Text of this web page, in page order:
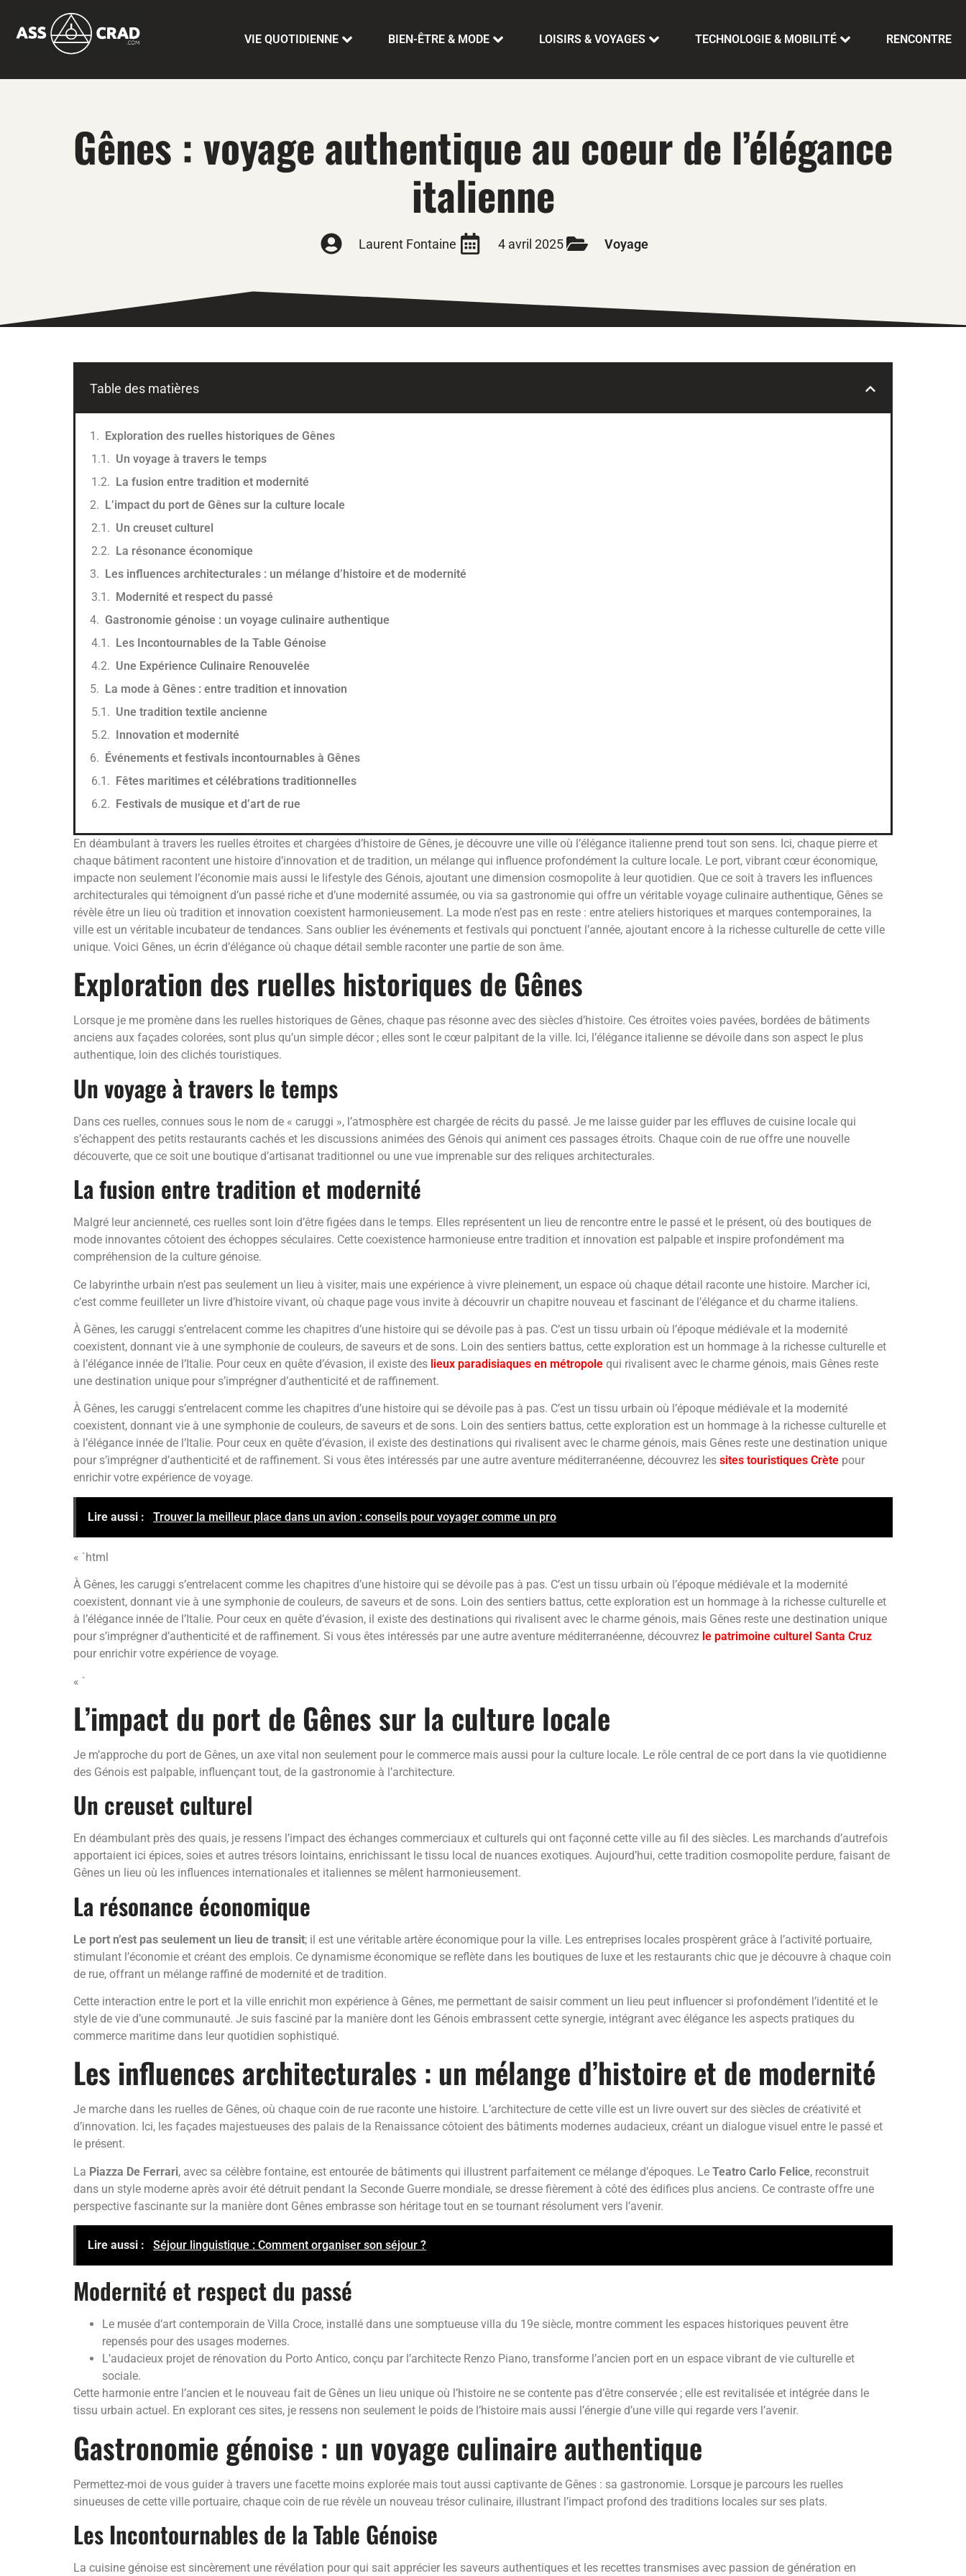
VIE QUOTIDIENNE BIEN-ÊTRE & MODE LOISIRS & VOYAGES TECHNOLOGIE & MOBILITÉ RENCONTRE
Gênes : voyage authentique au coeur de l’élégance
italienne
Laurent Fontaine 4 avril 2025 Voyage
Table des matières
Exploration des ruelles historiques de Gênes
Un voyage à travers le temps
La fusion entre tradition et modernité
L’impact du port de Gênes sur la culture locale
Un creuset culturel
La résonance économique
Les influences architecturales : un mélange d’histoire et de modernité
Modernité et respect du passé
Gastronomie génoise : un voyage culinaire authentique
Les Incontournables de la Table Génoise
Une Expérience Culinaire Renouvelée
La mode à Gênes : entre tradition et innovation
Une tradition textile ancienne
Innovation et modernité
Événements et festivals incontournables à Gênes
Fêtes maritimes et célébrations traditionnelles
Festivals de musique et d’art de rue
En déambulant à travers les ruelles étroites et chargées d’histoire de Gênes, je découvre une ville où l’élégance italienne prend tout son sens. Ici, chaque pierre et
chaque bâtiment racontent une histoire d’innovation et de tradition, un mélange qui influence profondément la culture locale. Le port, vibrant cœur économique,
impacte non seulement l’économie mais aussi le lifestyle des Génois, ajoutant une dimension cosmopolite à leur quotidien. Que ce soit à travers les influences
architecturales qui témoignent d’un passé riche et d’une modernité assumée, ou via sa gastronomie qui offre un véritable voyage culinaire authentique, Gênes se
révèle être un lieu où tradition et innovation coexistent harmonieusement. La mode n’est pas en reste : entre ateliers historiques et marques contemporaines, la
ville est un véritable incubateur de tendances. Sans oublier les événements et festivals qui ponctuent l’année, ajoutant encore à la richesse culturelle de cette ville
unique. Voici Gênes, un écrin d’élégance où chaque détail semble raconter une partie de son âme.
Exploration des ruelles historiques de Gênes
Lorsque je me promène dans les ruelles historiques de Gênes, chaque pas résonne avec des siècles d’histoire. Ces étroites voies pavées, bordées de bâtiments
anciens aux façades colorées, sont plus qu’un simple décor ; elles sont le cœur palpitant de la ville. Ici, l’élégance italienne se dévoile dans son aspect le plus
authentique, loin des clichés touristiques.
Un voyage à travers le temps
Dans ces ruelles, connues sous le nom de « caruggi », l’atmosphère est chargée de récits du passé. Je me laisse guider par les effluves de cuisine locale qui
s’échappent des petits restaurants cachés et les discussions animées des Génois qui animent ces passages étroits. Chaque coin de rue offre une nouvelle
découverte, que ce soit une boutique d’artisanat traditionnel ou une vue imprenable sur des reliques architecturales.
La fusion entre tradition et modernité
Malgré leur ancienneté, ces ruelles sont loin d’être figées dans le temps. Elles représentent un lieu de rencontre entre le passé et le présent, où des boutiques de
mode innovantes côtoient des échoppes séculaires. Cette coexistence harmonieuse entre tradition et innovation est palpable et inspire profondément ma
compréhension de la culture génoise.
Ce labyrinthe urbain n’est pas seulement un lieu à visiter, mais une expérience à vivre pleinement, un espace où chaque détail raconte une histoire. Marcher ici,
c’est comme feuilleter un livre d’histoire vivant, où chaque page vous invite à découvrir un chapitre nouveau et fascinant de l’élégance et du charme italiens.
À Gênes, les caruggi s’entrelacent comme les chapitres d’une histoire qui se dévoile pas à pas. C’est un tissu urbain où l’époque médiévale et la modernité
coexistent, donnant vie à une symphonie de couleurs, de saveurs et de sons. Loin des sentiers battus, cette exploration est un hommage à la richesse culturelle et
à l’élégance innée de l’Italie. Pour ceux en quête d’évasion, il existe des lieux paradisiaques en métropole qui rivalisent avec le charme génois, mais Gênes reste
une destination unique pour s’imprégner d’authenticité et de raffinement.
À Gênes, les caruggi s’entrelacent comme les chapitres d’une histoire qui se dévoile pas à pas. C’est un tissu urbain où l’époque médiévale et la modernité
coexistent, donnant vie à une symphonie de couleurs, de saveurs et de sons. Loin des sentiers battus, cette exploration est un hommage à la richesse culturelle et
à l’élégance innée de l’Italie. Pour ceux en quête d’évasion, il existe des destinations qui rivalisent avec le charme génois, mais Gênes reste une destination unique
pour s’imprégner d’authenticité et de raffinement. Si vous êtes intéressés par une autre aventure méditerranéenne, découvrez les sites touristiques Crète pour
enrichir votre expérience de voyage.
Lire aussi : Trouver la meilleur place dans un avion : conseils pour voyager comme un pro
« `html
À Gênes, les caruggi s’entrelacent comme les chapitres d’une histoire qui se dévoile pas à pas. C’est un tissu urbain où l’époque médiévale et la modernité
coexistent, donnant vie à une symphonie de couleurs, de saveurs et de sons. Loin des sentiers battus, cette exploration est un hommage à la richesse culturelle et
à l’élégance innée de l’Italie. Pour ceux en quête d’évasion, il existe des destinations qui rivalisent avec le charme génois, mais Gênes reste une destination unique
pour s’imprégner d’authenticité et de raffinement. Si vous êtes intéressés par une autre aventure méditerranéenne, découvrez le patrimoine culturel Santa Cruz
pour enrichir votre expérience de voyage.
« `
L’impact du port de Gênes sur la culture locale
Je m’approche du port de Gênes, un axe vital non seulement pour le commerce mais aussi pour la culture locale. Le rôle central de ce port dans la vie quotidienne
des Génois est palpable, influençant tout, de la gastronomie à l’architecture.
Un creuset culturel
En déambulant près des quais, je ressens l’impact des échanges commerciaux et culturels qui ont façonné cette ville au fil des siècles. Les marchands d’autrefois
apportaient ici épices, soies et autres trésors lointains, enrichissant le tissu local de nuances exotiques. Aujourd’hui, cette tradition cosmopolite perdure, faisant de
Gênes un lieu où les influences internationales et italiennes se mêlent harmonieusement.
La résonance économique
Le port n’est pas seulement un lieu de transit; il est une véritable artère économique pour la ville. Les entreprises locales prospèrent grâce à l’activité portuaire,
stimulant l’économie et créant des emplois. Ce dynamisme économique se reflète dans les boutiques de luxe et les restaurants chic que je découvre à chaque coin
de rue, offrant un mélange raffiné de modernité et de tradition.
Cette interaction entre le port et la ville enrichit mon expérience à Gênes, me permettant de saisir comment un lieu peut influencer si profondément l’identité et le
style de vie d’une communauté. Je suis fasciné par la manière dont les Génois embrassent cette synergie, intégrant avec élégance les aspects pratiques du
commerce maritime dans leur quotidien sophistiqué.
Les influences architecturales : un mélange d’histoire et de modernité
Je marche dans les ruelles de Gênes, où chaque coin de rue raconte une histoire. L’architecture de cette ville est un livre ouvert sur des siècles de créativité et
d’innovation. Ici, les façades majestueuses des palais de la Renaissance côtoient des bâtiments modernes audacieux, créant un dialogue visuel entre le passé et
le présent.
La Piazza De Ferrari, avec sa célèbre fontaine, est entourée de bâtiments qui illustrent parfaitement ce mélange d’époques. Le Teatro Carlo Felice, reconstruit
dans un style moderne après avoir été détruit pendant la Seconde Guerre mondiale, se dresse fièrement à côté des édifices plus anciens. Ce contraste offre une
perspective fascinante sur la manière dont Gênes embrasse son héritage tout en se tournant résolument vers l’avenir.
Lire aussi : Séjour linguistique : Comment organiser son séjour ?
Modernité et respect du passé
Le musée d’art contemporain de Villa Croce, installé dans une somptueuse villa du 19e siècle, montre comment les espaces historiques peuvent être
repensés pour des usages modernes.
L’audacieux projet de rénovation du Porto Antico, conçu par l’architecte Renzo Piano, transforme l’ancien port en un espace vibrant de vie culturelle et
sociale.
Cette harmonie entre l’ancien et le nouveau fait de Gênes un lieu unique où l’histoire ne se contente pas d’être conservée ; elle est revitalisée et intégrée dans le
tissu urbain actuel. En explorant ces sites, je ressens non seulement le poids de l’histoire mais aussi l’énergie d’une ville qui regarde vers l’avenir.
Gastronomie génoise : un voyage culinaire authentique
Permettez-moi de vous guider à travers une facette moins explorée mais tout aussi captivante de Gênes : sa gastronomie. Lorsque je parcours les ruelles
sinueuses de cette ville portuaire, chaque coin de rue révèle un nouveau trésor culinaire, illustrant l’impact profond des traditions locales sur ses plats.
Les Incontournables de la Table Génoise
La cuisine génoise est sincèrement une révélation pour qui sait apprécier les saveurs authentiques et les recettes transmises avec passion de génération en